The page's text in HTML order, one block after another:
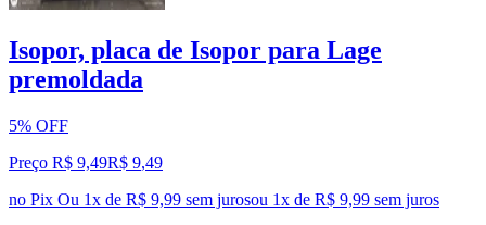
Isopor, placa de Isopor para Lage
premoldada
5% OFF
Preço R$ 9,49R$ 9,49
no Pix Ou 1x de R$ 9,99 sem jurosou 1x de R$ 9,99 sem juros